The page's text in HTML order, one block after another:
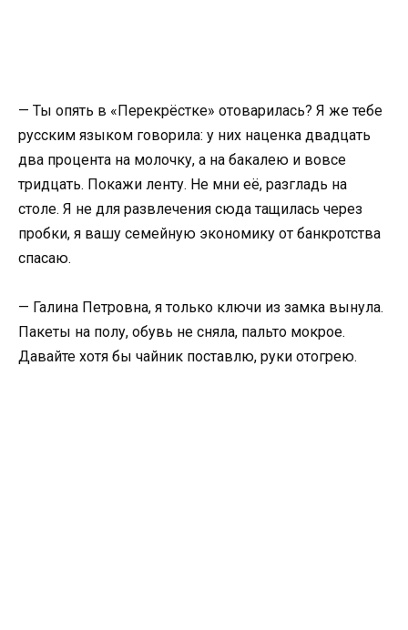
— Ты опять в «Перекрёстке» отоварилась? Я же тебе
русским языком говорила: у них наценка двадцать
два процента на молочку, а на бакалею и вовсе
тридцать. Покажи ленту. Не мни её, разгладь на
столе. Я не для развлечения сюда тащилась через
пробки, я вашу семейную экономику от банкротства
спасаю.
— Галина Петровна, я только ключи из замка вынула.
Пакеты на полу, обувь не сняла, пальто мокрое.
Давайте хотя бы чайник поставлю, руки отогрею.